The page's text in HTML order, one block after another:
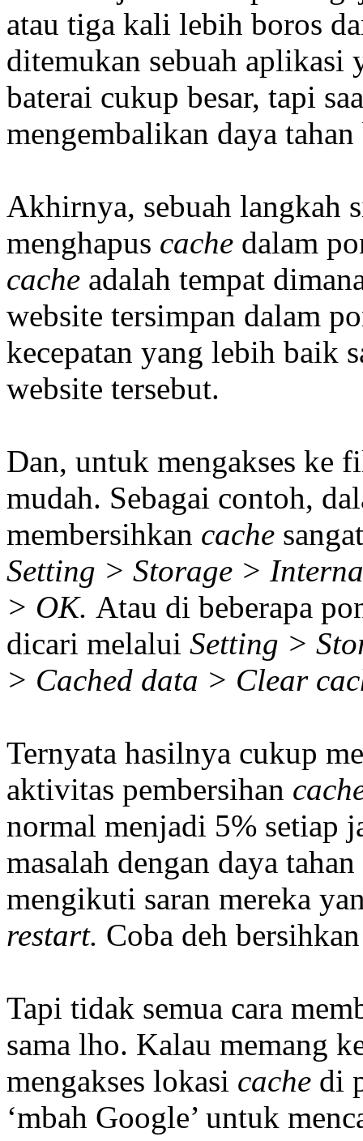
atau tiga kali lebih boros
ditemukan sebuah
baterai cukup besar, tapi
mengembalikan daya
Akhirnya, sebuah langkah
menghapus cache dalam
cache adalah tempat
website tersimpan dalam
kecepatan yang lebih baik
website tersebut.
Dan, untuk mengakses ke
mudah. Sebagai contoh,
membersihkan cache
Setting > Storage >
> OK. Atau di beberapa
dicari melalui Setting >
> Cached data > Clear
Ternyata hasilnya cukup
aktivitas pembersihan
normal menjadi 5% setiap
masalah dengan daya
mengikuti saran mereka
restart. Coba deh
Tapi tidak semua cara
sama lho. Kalau memang
mengakses lokasi cache di
‘mbah Google’ untuk